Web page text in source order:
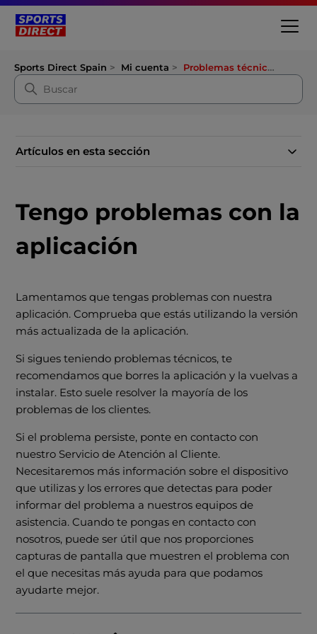
Sports Direct Spain Mi cuenta Problemas técnicos
Artículos en esta sección
Tengo problemas con la
aplicación
Lamentamos que tengas problemas con nuestra
aplicación. Comprueba que estás utilizando la versión
más actualizada de la aplicación.
Si sigues teniendo problemas técnicos, te
recomendamos que borres la aplicación y la vuelvas a
instalar. Esto suele resolver la mayoría de los
problemas de los clientes.
Si el problema persiste, ponte en contacto con
nuestro Servicio de Atención al Cliente.
Necesitaremos más información sobre el dispositivo
que utilizas y los errores que detectas para poder
informar del problema a nuestros equipos de
asistencia. Cuando te pongas en contacto con
nosotros, puede ser útil que nos proporciones
capturas de pantalla que muestren el problema con
el que necesitas más ayuda para que podamos
ayudarte mejor.